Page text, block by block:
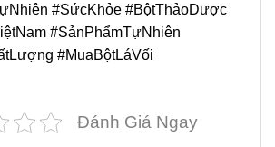
#SứcKhỏe #BộtThảoDược
#SảnPhẩmTựNhiên
#MuaBộtLáVối
Đánh Giá Ngay